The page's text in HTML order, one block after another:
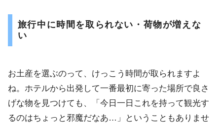
旅行中に時間を取られない・荷物が増えな
い
お土産を選ぶのって、けっこう時間が取られますよ
ね。ホテルから出発して一番最初に寄った場所で良さ
げな物を見つけても、「今日一日これを持って観光す
るのはちょっと邪魔だなあ…」ということもありませ